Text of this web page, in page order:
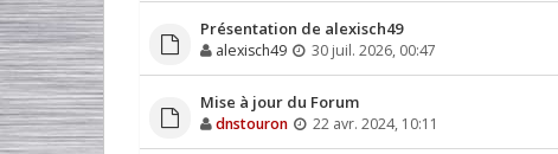
Présentation de alexisch49
alexisch49 30 juil. 2026, 00:47
Mise à jour du Forum
dnstouron 22 avr. 2024, 10:11